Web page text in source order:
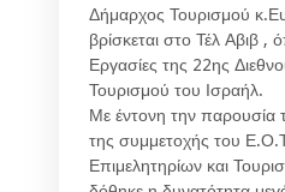
Δήμαρχος Τουρισμού
βρίσκεται στο Τέλ Αβιβ ,
Εργασίες της 22ης
Τουρισμού του Ισραήλ.
Με έντονη την παρουσία
της συμμετοχής του
Επιμελητηρίων και